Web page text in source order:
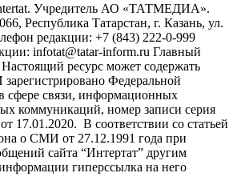
Учредитель АО «ТАТМЕДИА».
Республика Татарстан, г. Казань, ул.
редакции: +7 (843) 222-0-999
infotat@tatar-inform.ru Главный
ресурс может содержать
Федеральной
сфере связи, информационных
коммуникаций, номер записи серия
В соответствии со статьей
о СМИ от 27.12.1991 года при
сайта “Интертат” другим
гиперссылка на него